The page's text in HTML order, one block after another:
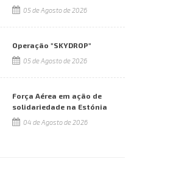
05 de Agosto de 2026
Operação "SKYDROP"
05 de Agosto de 2026
Força Aérea em ação de
solidariedade na Estónia
04 de Agosto de 2026